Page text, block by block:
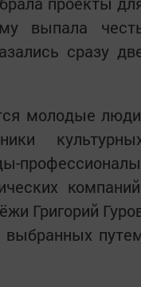
выпала
сразу
молодые
Григорий
выбранных